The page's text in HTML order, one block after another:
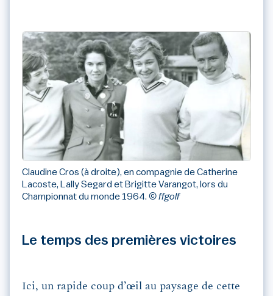
Claudine Cros (à droite), en compagnie de Catherine
Lacoste, Lally Segard et Brigitte Varangot, lors du
Championnat du monde 1964. © ffgolf
Le temps des premières victoires
Ici, un rapide coup d’œil au paysage de cette